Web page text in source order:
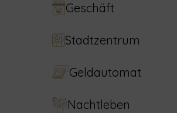
Geschäft
Stadtzentrum
Geldautomat
Nachtleben